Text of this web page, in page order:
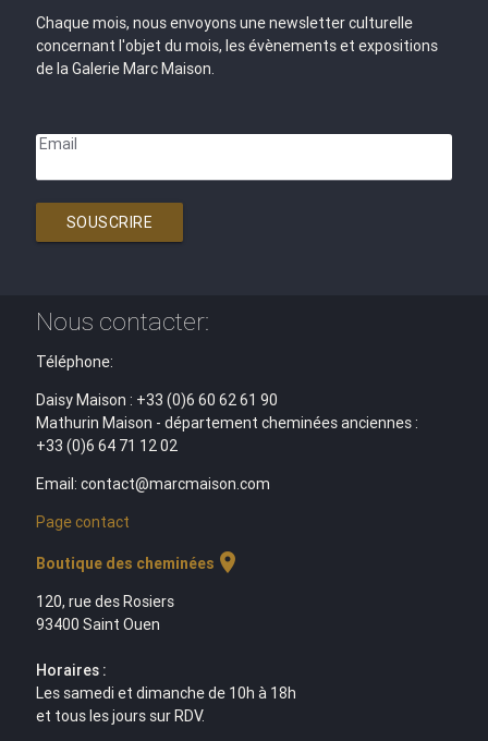
Chaque mois, nous envoyons une newsletter culturelle
concernant l'objet du mois, les évènements et expositions
de la Galerie Marc Maison.
Email
SOUSCRIRE
Nous contacter:
Téléphone:
Daisy Maison : +33 (0)6 60 62 61 90
Mathurin Maison - département cheminées anciennes :
+33 (0)6 64 71 12 02
Email: contact@marcmaison.com
Page contact
Boutique des cheminées location_on
120, rue des Rosiers
93400 Saint Ouen
Horaires :
Les samedi et dimanche de 10h à 18h
et tous les jours sur RDV.